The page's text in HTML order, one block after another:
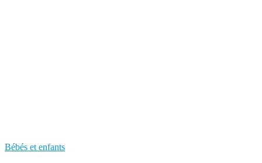
Bébés et enfants